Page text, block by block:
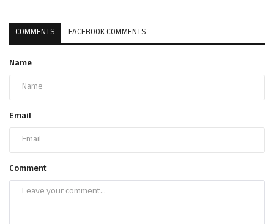
COMMENTS FACEBOOK COMMENTS
Name
Email
Comment